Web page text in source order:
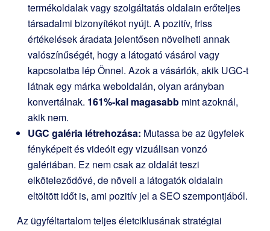
termékoldalak vagy szolgáltatás oldalain erőteljes
társadalmi bizonyítékot nyújt. A pozitív, friss
értékelések áradata jelentősen növelheti annak
valószínűségét, hogy a látogató vásárol vagy
kapcsolatba lép Önnel. Azok a vásárlók, akik UGC-t
látnak egy márka weboldalán, olyan arányban
konvertálnak. 161%-kal magasabb mint azoknál,
akik nem.
UGC galéria létrehozása: Mutassa be az ügyfelek
fényképeit és videóit egy vizuálisan vonzó
galériában. Ez nem csak az oldalát teszi
elköteleződővé, de növeli a látogatók oldalain
eltöltött időt is, ami pozitív jel a SEO szempontjából.
Az ügyféltartalom teljes életciklusának stratégiai